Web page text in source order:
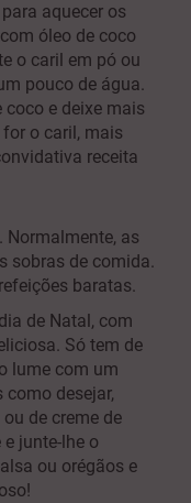
aquecer os
óleo de coco
o caril em pó ou
pouco de água.
coco e deixe mais
o caril, mais
receita
Normalmente, as
sobras de comida.
baratas.
de Natal, com
Só tem de
lume com um
como desejar,
de creme de
junte-lhe o
ou orégãos e